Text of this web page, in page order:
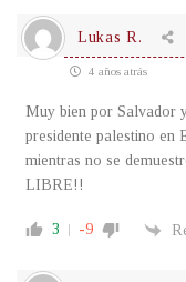
Lukas R.
4 años atrás
Muy bien por Salvador
presidente palestino en
mientras no se
LIBRE!!
3 -9